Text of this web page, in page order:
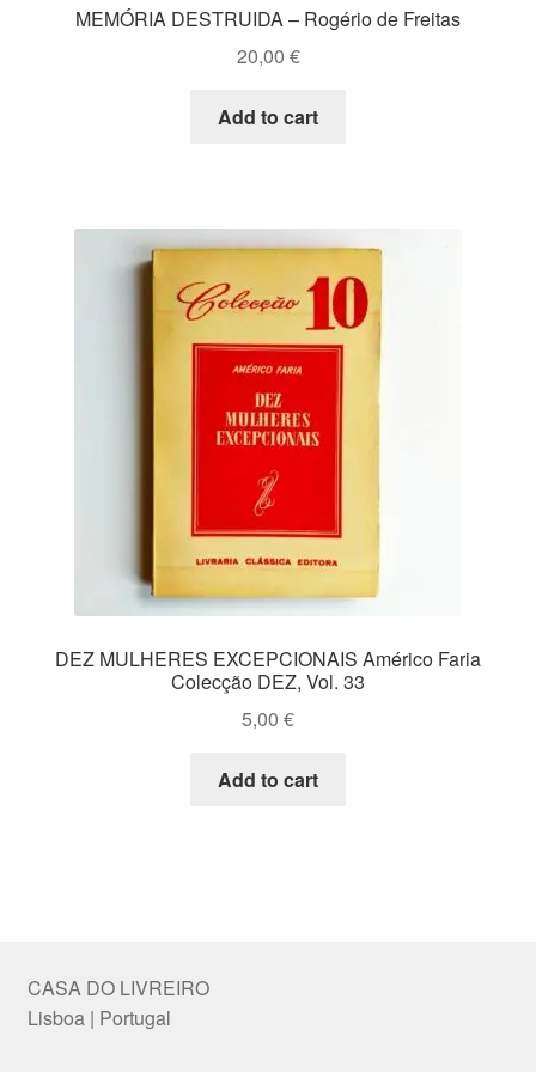
MEMÓRIA DESTRUIDA – Rogério de Freitas
20,00 €
Add to cart
DEZ MULHERES EXCEPCIONAIS Américo Faria
Colecção DEZ, Vol. 33
5,00 €
Add to cart
CASA DO LIVREIRO
Lisboa | Portugal